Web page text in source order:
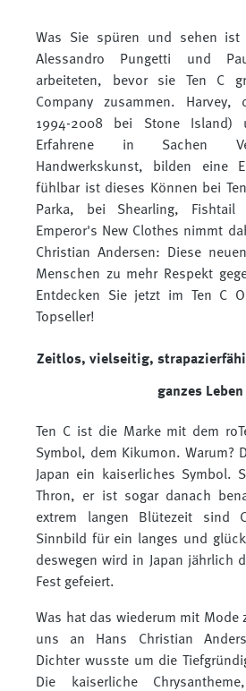
Was Sie spüren und sehen ist
Alessandro Pungetti und
arbeiteten, bevor sie Ten C
Company zusammen. Harvey,
1994-2008 bei Stone Island)
Erfahrene in Sachen
Handwerkskunst, bilden eine
fühlbar ist dieses Können bei
Parka, bei Shearling, Fishtail
Emperor's New Clothes nimmt
Christian Andersen: Diese
Menschen zu mehr Respekt
Entdecken Sie jetzt im Ten C
Topseller!
Zeitlos, vielseitig,
ganzes Leben
Ten C ist die Marke mit dem
Symbol, dem Kikumon. Warum?
Japan ein kaiserliches Symbol.
Thron, er ist sogar danach
extrem langen Blütezeit sind
Sinnbild für ein langes und
deswegen wird in Japan jährlich
Fest gefeiert.
Was hat das wiederum mit Mode
uns an Hans Christian
Dichter wusste um die
Die kaiserliche